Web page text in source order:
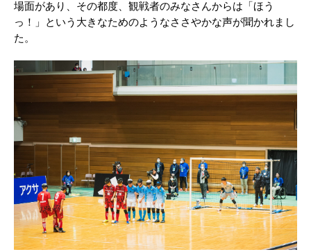
場面があり、その都度、観戦者のみなさんからは「ほう
っ！」という大きなためのようなささやかな声が聞かれまし
た。